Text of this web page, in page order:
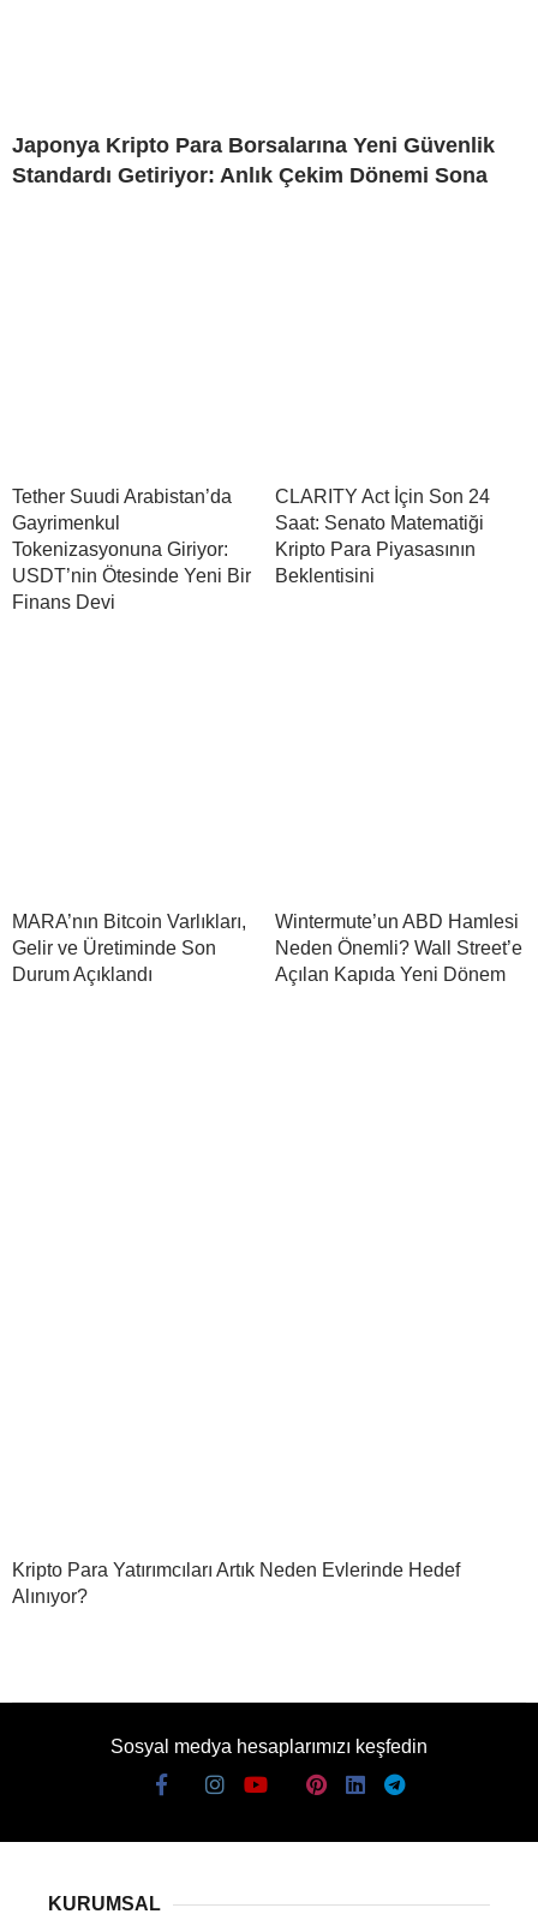
Japonya Kripto Para Borsalarına Yeni Güvenlik
Standardı Getiriyor: Anlık Çekim Dönemi Sona
Tether Suudi Arabistan’da
Gayrimenkul
Tokenizasyonuna Giriyor:
USDT’nin Ötesinde Yeni Bir
Finans Devi
CLARITY Act İçin Son 24
Saat: Senato Matematiği
Kripto Para Piyasasının
Beklentisini
MARA’nın Bitcoin Varlıkları,
Gelir ve Üretiminde Son
Durum Açıklandı
Wintermute’un ABD Hamlesi
Neden Önemli? Wall Street’e
Açılan Kapıda Yeni Dönem
Kripto Para Yatırımcıları Artık Neden Evlerinde Hedef
Alınıyor?
Sosyal medya hesaplarımızı keşfedin
KURUMSAL